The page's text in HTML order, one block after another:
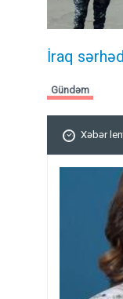
İraq
Gündəm
Xəbər